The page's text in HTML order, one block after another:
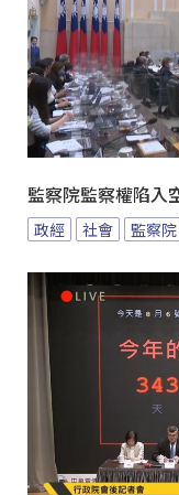
監察院監察權陷入
政經 社會 監察院